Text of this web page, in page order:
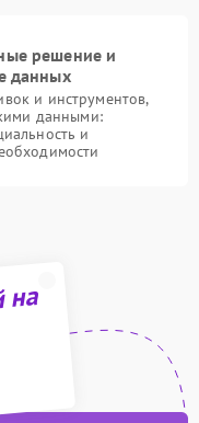
решение и
данных
и инструментов,
данными:
и